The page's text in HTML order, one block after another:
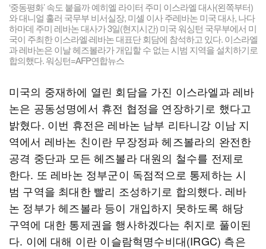
‘중동평화’ 속도 붙을까 예히엘 라이터 주미 이스라엘 대사(왼쪽부터)
와 대니얼 훌러 국무부 비서실장, 미셸 이사 주레바논 미국 대사, 나다
하마데 주미 레바논 대사가 3일(현지시간) 미국 워싱턴 국무부에서 미
국이 주최한 이스라엘·레바논 대표단 회담에 참석하고 있다. 이스라엘
과 레바논은 이날 헤즈볼라가 개입할 수 없는 시범 지역을 설치하기로
합의했다. 워싱턴=AFP연합뉴스
미국의 중재하에 열린 회담을 가진 이스라엘과 레바
논은 공동성명에서 휴전 협정을 연장하기로 했다고
밝혔다. 이번 휴전은 레바논 남부 리타니강 이남 지
역에서 레바논 친이란 무장정파 헤즈볼라의 완전한
공격 중단과 모든 헤즈볼라 대원의 철수를 전제로
한다. 또 레바논 정부군이 독점적으로 통제하는 시
범 구역을 최대한 빨리 조성하기로 합의했다. 레바
논 정부가 헤즈볼라 등이 개입하지 못하도록 해당
구역에 대한 통제권을 행사하겠다는 취지로 풀이된
다. 이에 대해 이란 이슬람혁명수비대(IRGC) 측은